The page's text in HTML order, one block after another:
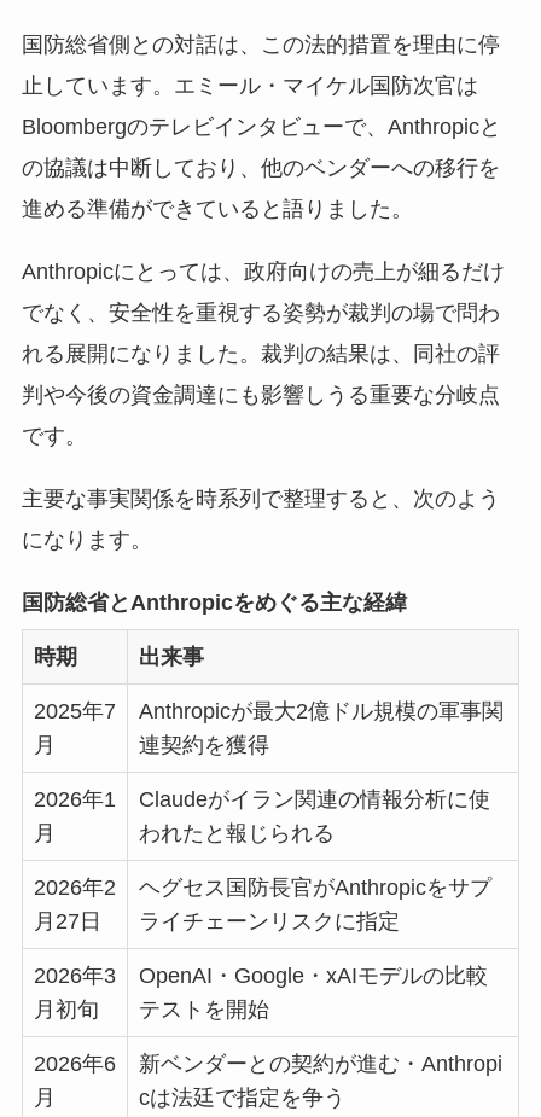
国防総省側との対話は、この法的措置を理由に停
止しています。エミール・マイケル国防次官は
Bloombergのテレビインタビューで、Anthropicと
の協議は中断しており、他のベンダーへの移行を
進める準備ができていると語りました。
Anthropicにとっては、政府向けの売上が細るだけ
でなく、安全性を重視する姿勢が裁判の場で問わ
れる展開になりました。裁判の結果は、同社の評
判や今後の資金調達にも影響しうる重要な分岐点
です。
主要な事実関係を時系列で整理すると、次のよう
になります。
国防総省とAnthropicをめぐる主な経緯
時期 出来事
2025年7
月
Anthropicが最大2億ドル規模の軍事関
連契約を獲得
2026年1
月
Claudeがイラン関連の情報分析に使
われたと報じられる
2026年2
月27日
ヘグセス国防長官がAnthropicをサプ
ライチェーンリスクに指定
2026年3
月初旬
OpenAI・Google・xAIモデルの比較
テストを開始
2026年6
月
新ベンダーとの契約が進む・Anthropi
cは法廷で指定を争う